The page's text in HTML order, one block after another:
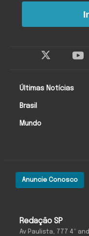
Redação SP
Av Paulista, 777 4º
Anuncie Conosco
Últimas Notícias
Brasil
Mundo